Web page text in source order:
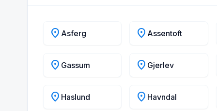
location_on Asferg location_on Assentoft
location_on Gassum location_on Gjerlev
location_on Haslund location_on Havndal